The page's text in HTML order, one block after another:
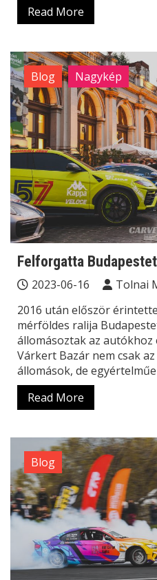
Read More
Blog Nagykép
Felforgatta
2023-06-16 Tolnai
2016 után először
mérföldes ralija
állomásoztak az autókhoz
Várkert Bazár nem csak
állomások, de
Read More
Blog